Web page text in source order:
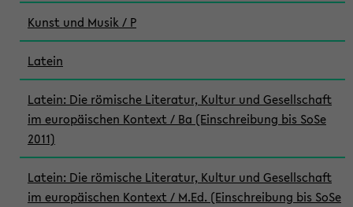
Kunst und Musik / P
Latein
Latein: Die römische Literatur, Kultur und Gesellschaft
im europäischen Kontext / Ba (Einschreibung bis SoSe
2011)
Latein: Die römische Literatur, Kultur und Gesellschaft
im europäischen Kontext / M.Ed. (Einschreibung bis SoSe